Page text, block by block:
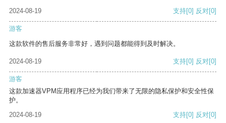
2024-08-19 支持[0] 反对[0]
游客
这款软件的售后服务非常好，遇到问题都能得到及时解决。
2024-08-19 支持[0] 反对[0]
游客
这款加速器VPM应用程序已经为我们带来了无限的隐私保护和安全性保
护。
2024-08-19
支持[0] 反对[0]